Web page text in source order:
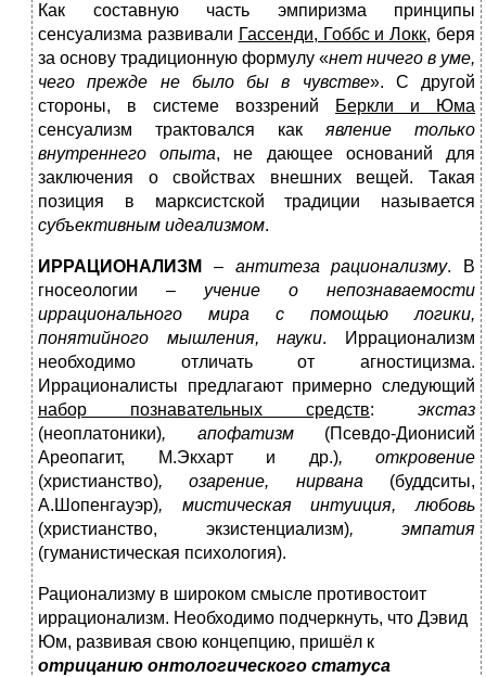
Как составную часть эмпиризма принципы
сенсуализма развивали Гассенди, Гоббс и Локк, беря
за основу традиционную формулу «нет ничего в уме,
чего прежде не было бы в чувстве». С другой
стороны, в системе воззрений
Беркли и Юма
сенсуализм трактовался как явление только
внутреннего опыта, не дающее оснований для
заключения о свойствах внешних вещей. Такая
позиция в марксистской традиции называется
субъективным идеализмом.
ИРРАЦИОНАЛИЗМ – антитеза рационализму. В
гносеологии – учение о непознаваемости
иррационального мира с помощью логики,
понятийного мышления, науки. Иррационализм
необходимо отличать от агностицизма.
Иррационалисты предлагают примерно следующий
набор познавательных средств: экстаз
(неоплатоники), апофатизм (Псевдо-Дионисий
Ареопагит, М.Экхарт и др.), откровение
(христианство),озарение, нирвана (буддситы,
А.Шопенгауэр), мистическая интуиция, любовь
(христианство, экзистенциализм), эмпатия
(гуманистическая психология).
Рационализму в широком смысле противостоит
иррационализм. Необходимо подчеркнуть, что Дэвид
Юм, развивая свою концепцию, пришёл к
отрицанию онтологического статуса